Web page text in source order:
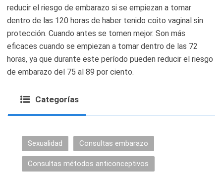
reducir el riesgo de embarazo si se empiezan a tomar
dentro de las 120 horas de haber tenido coito vaginal sin
protección. Cuando antes se tomen mejor. Son más
eficaces cuando se empiezan a tomar dentro de las 72
horas, ya que durante este período pueden reducir el riesgo
de embarazo del 75 al 89 por ciento.
Categorías
Sexualidad Consultas embarazo
Consultas métodos anticonceptivos